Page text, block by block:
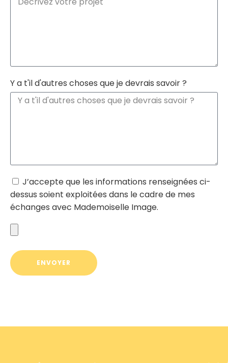
Y a t'il d'autres choses que je devrais savoir ?
J’accepte que les informations renseignées ci-
dessus soient exploitées dans le cadre de mes
échanges avec Mademoiselle Image.
ENVOYER